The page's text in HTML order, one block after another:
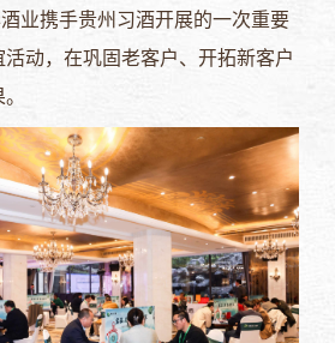
携手贵州习酒开展的一次重要
动，在巩固老客户、开拓新客户